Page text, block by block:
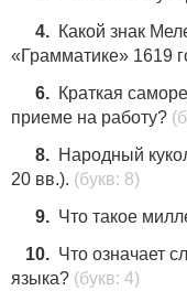
4. Какой знак
«Грамматике» 1619
6. Краткая
приеме на работу?
8. Народный
20 вв.). (букв: 8)
9. Что такое
10. Что означает
языка? (букв: 4)